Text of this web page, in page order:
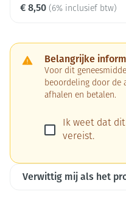
€ 8,50 (6% inclusief btw)
Belangrijke
Voor dit
beoordeling door de
afhalen en betalen.
Ik weet dat
vereist.
Verwittig mij als het